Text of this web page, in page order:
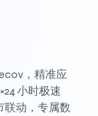
，精准应
小时极速
联动，专属数